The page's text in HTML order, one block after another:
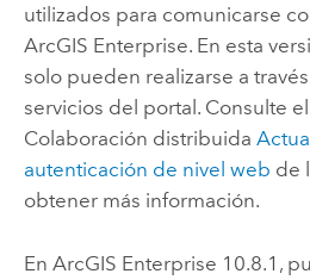
utilizados para comunicarse
ArcGIS Enterprise. En esta
solo pueden realizarse a
servicios del portal. Consulte
Colaboración distribuida
autenticación de nivel web de
obtener más información.
En ArcGIS Enterprise 10.8.1,